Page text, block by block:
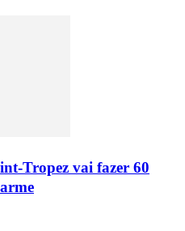
Tropez vai fazer 60